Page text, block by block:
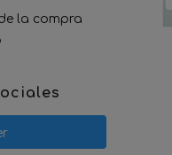
la compra